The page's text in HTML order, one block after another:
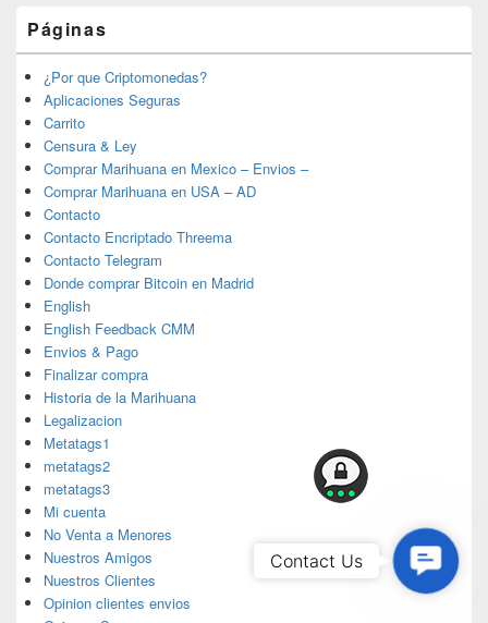
Páginas
¿Por que Criptomonedas?
Aplicaciones Seguras
Carrito
Censura & Ley
Comprar Marihuana en Mexico – Envios –
Comprar Marihuana en USA – AD
Contacto
Contacto Encriptado Threema
Contacto Telegram
Donde comprar Bitcoin en Madrid
English
English Feedback CMM
Envios & Pago
Finalizar compra
Historia de la Marihuana
Legalizacion
Metatags1
metatags2
metatags3
Mi cuenta
No Venta a Menores
Nuestros Amigos
Nuestros Clientes
Opinion clientes envios
Us
Contact Us